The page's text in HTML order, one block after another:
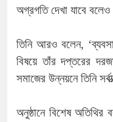
অগ্রগতি দেখা যাবে
তিনি আরও বলেন,
বিষয়ে তাঁর দপ্তরের
সমাজের উন্নয়নে তিনি
অনুষ্ঠানে বিশেষ